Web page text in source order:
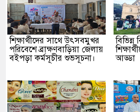
শিক্ষার্থীদের সাথে উৎসবমুখর
পরিবেশে ব্রাক্ষণবাড়িয়া জেলায়
বইপড়া কর্মসূচীর শুভসূচনা।
বিভিন্ন
আড্ডা